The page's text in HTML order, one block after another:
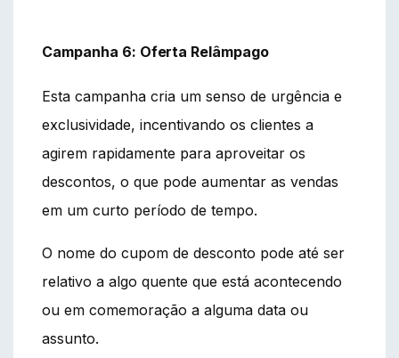
Campanha 6: Oferta Relâmpago
Esta campanha cria um senso de urgência e
exclusividade, incentivando os clientes a
agirem rapidamente para aproveitar os
descontos, o que pode aumentar as vendas
em um curto período de tempo.
O nome do cupom de desconto pode até ser
relativo a algo quente que está acontecendo
ou em comemoração a alguma data ou
assunto.